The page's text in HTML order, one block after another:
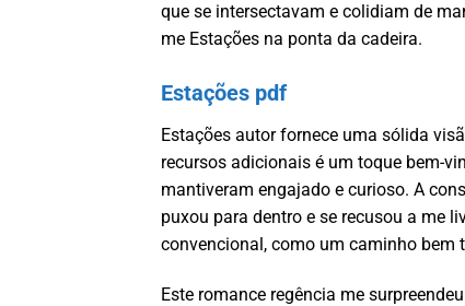
que se intersectavam e colidiam de
me Estações na ponta da cadeira.
Estações pdf
Estações autor fornece uma sólida
recursos adicionais é um toque bem-
mantiveram engajado e curioso. A
puxou para dentro e se recusou a me
convencional, como um caminho bem
Este romance regência me